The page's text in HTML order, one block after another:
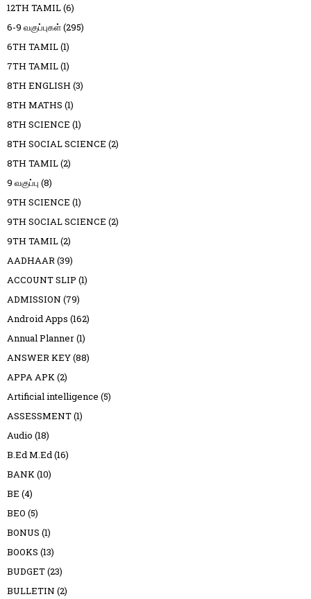
12TH TAMIL(6)
6-9 வகுப்புகள்(295)
6TH TAMIL(1)
7TH TAMIL(1)
8TH ENGLISH (3)
8TH MATHS (1)
8TH SCIENCE (1)
8TH SOCIAL SCIENCE (2)
8TH TAMIL(2)
9 வகுப்பு (8)
9TH SCIENCE (1)
9TH SOCIAL SCIENCE (2)
9TH TAMIL(2)
AADHAAR(39)
ACCOUNT SLIP (1)
ADMISSION (79)
Android Apps (162)
Annual Planner(1)
ANSWER KEY(88)
APPA APK(2)
Artificial intelligence (5)
ASSESSMENT(1)
Audio (18)
B.Ed M.Ed(16)
BANK(10)
BE (4)
BEO (5)
BONUS (1)
BOOKS (13)
BUDGET(23)
BULLETIN (2)